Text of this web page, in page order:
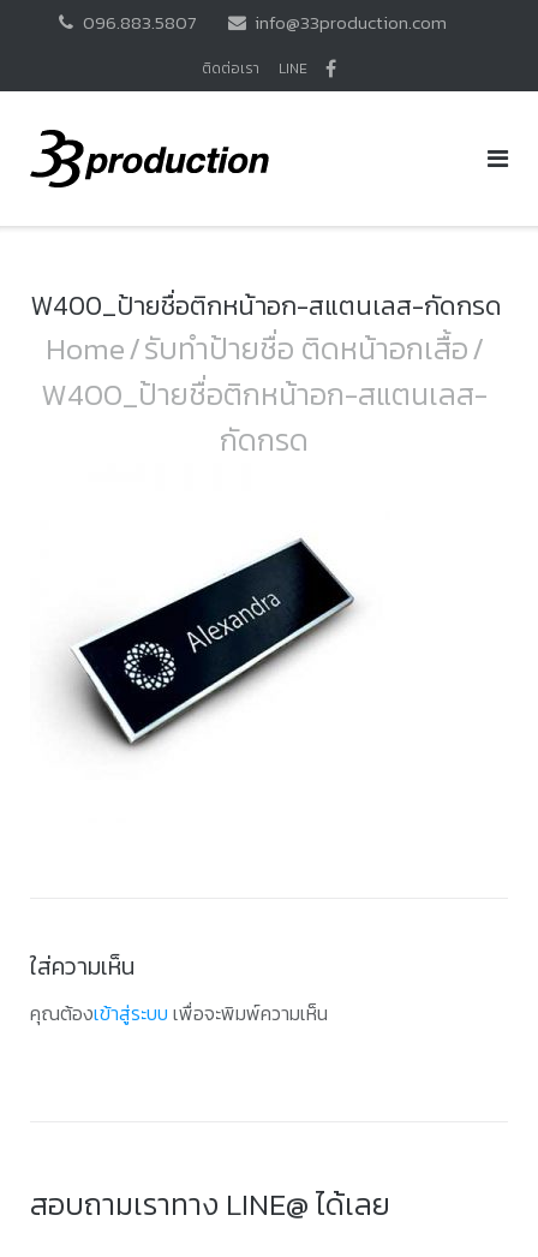
096.883.5807 info@33production.com
ติดต่อเรา LINE
W400_ป้ายชื่อติกหน้าอก-สแตนเลส-กัดกรด
Home/รับทำป้ายชื่อ ติดหน้าอกเสื้อ/
W400_ป้ายชื่อติกหน้าอก-สแตนเลส-
กัดกรด
ใส่ความเห็น
คุณต้องเข้าสู่ระบบ เพื่อจะพิมพ์ความเห็น
สอบถามเราทาง LINE@ ได้เลย